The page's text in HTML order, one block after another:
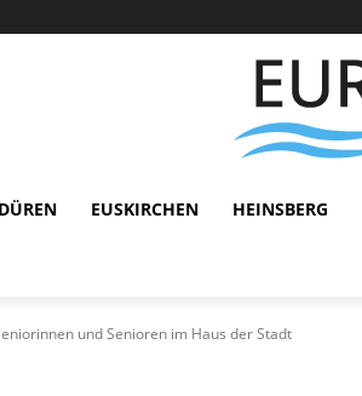
DÜREN EUSKIRCHEN HEINSBERG
und Senioren im Haus der Stadt